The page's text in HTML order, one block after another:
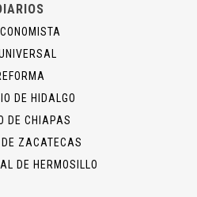
DE HIDALGO
DE CHIAPAS
DE ZACATECAS
DE HERMOSILLO